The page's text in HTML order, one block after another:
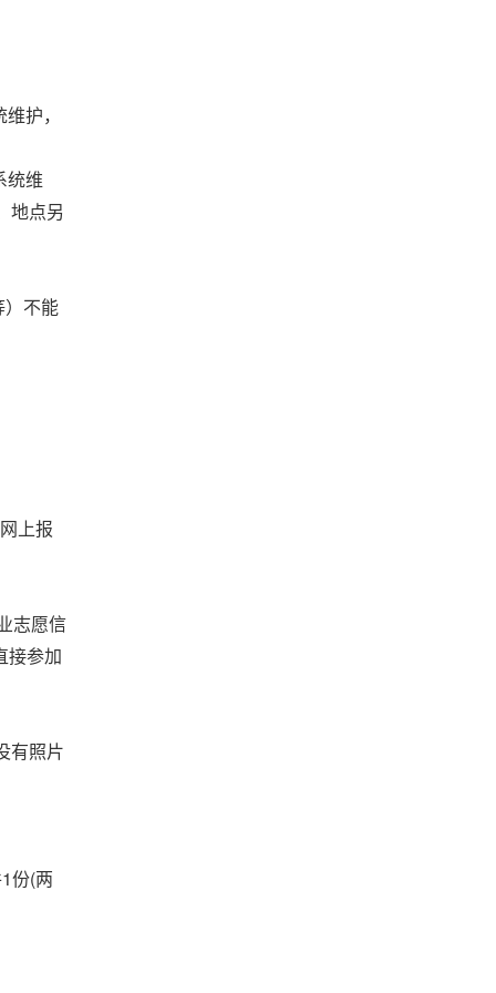
维护，
统维
地点另
）不能
上报
志愿信
接参加
有照片
1份(两